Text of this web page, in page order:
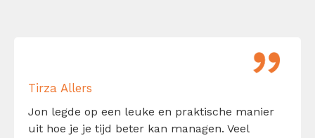
Tirza Allers
Jon legde op een leuke en praktische manier
uit hoe je je tijd beter kan managen. Veel